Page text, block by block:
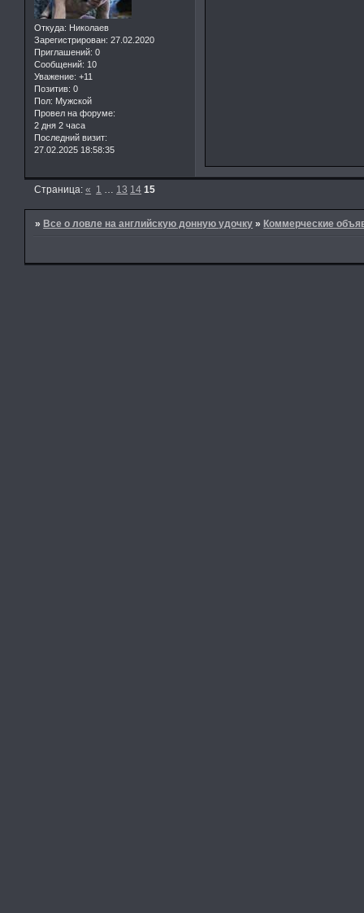
Откуда: Николаев
Зарегистрирован: 27.02.2020
Приглашений: 0
Сообщений: 10
Уважение: +11
Позитив: 0
Пол: Мужской
Провел на форуме:
2 дня 2 часа
Последний визит:
27.02.2025 18:58:35
Страница:« 1 … 13 14 15
»Все о ловле на английскую донную удочку »Коммерческие